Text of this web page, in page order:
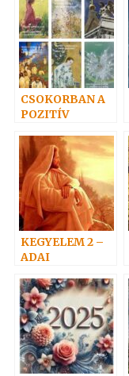
CSOKORBAN A
POZITÍV
KEGYELEM 2 –
ADAI